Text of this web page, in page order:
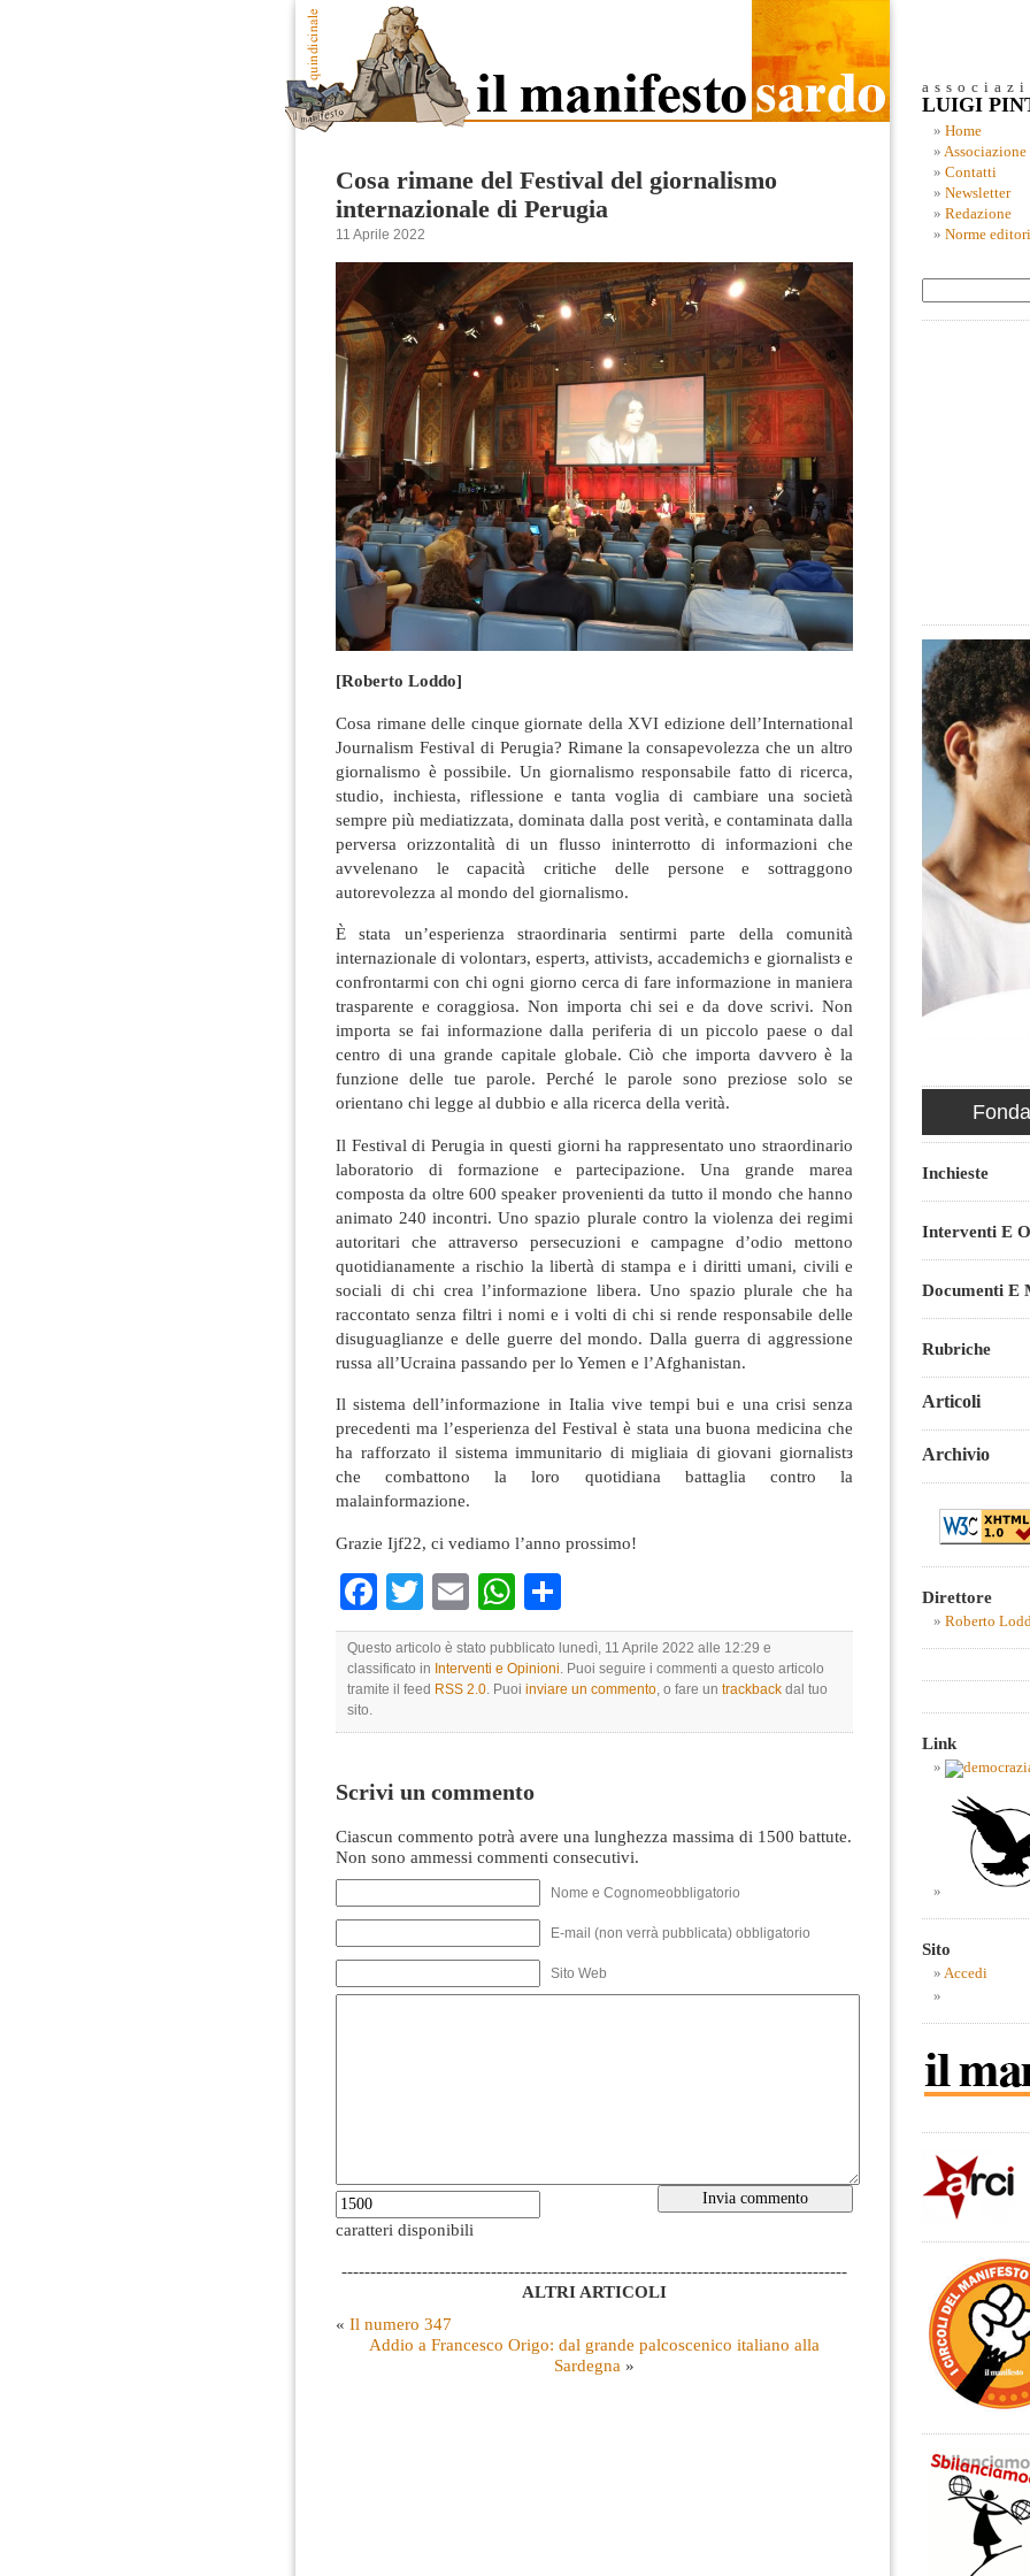
Cosa rimane del Festival del giornalismo
internazionale di Perugia
11 Aprile 2022
[Roberto Loddo]
Cosa rimane delle cinque giornate della XVI edizione dell’International
Journalism Festival di Perugia? Rimane la consapevolezza che un altro
giornalismo è possibile. Un giornalismo responsabile fatto di ricerca,
studio, inchiesta, riflessione e tanta voglia di cambiare una società
sempre più mediatizzata, dominata dalla post verità, e contaminata dalla
perversa orizzontalità di un flusso ininterrotto di informazioni che
avvelenano le capacità critiche delle persone e sottraggono
autorevolezza al mondo del giornalismo.
È stata un’esperienza straordinaria sentirmi parte della comunità
internazionale di volontarз, espertз, attivistз, accademichз e giornalistз e
confrontarmi con chi ogni giorno cerca di fare informazione in maniera
trasparente e coraggiosa. Non importa chi sei e da dove scrivi. Non
importa se fai informazione dalla periferia di un piccolo paese o dal
centro di una grande capitale globale. Ciò che importa davvero è la
funzione delle tue parole. Perché le parole sono preziose solo se
orientano chi legge al dubbio e alla ricerca della verità.
Il Festival di Perugia in questi giorni ha rappresentato uno straordinario
laboratorio di formazione e partecipazione. Una grande marea
composta da oltre 600 speaker provenienti da tutto il mondo che hanno
animato 240 incontri. Uno spazio plurale contro la violenza dei regimi
autoritari che attraverso persecuzioni e campagne d’odio mettono
quotidianamente a rischio la libertà di stampa e i diritti umani, civili e
sociali di chi crea l’informazione libera. Uno spazio plurale che ha
raccontato senza filtri i nomi e i volti di chi si rende responsabile delle
disuguaglianze e delle guerre del mondo. Dalla guerra di aggressione
russa all’Ucraina passando per lo Yemen e l’Afghanistan.
Il sistema dell’informazione in Italia vive tempi bui e una crisi senza
precedenti ma l’esperienza del Festival è stata una buona medicina che
ha rafforzato il sistema immunitario di migliaia di giovani giornalistз
che combattono la loro quotidiana battaglia contro la
malainformazione.
Grazie Ijf22, ci vediamo l’anno prossimo!
Facebook
TwitterEmailWhatsApp
Questo articolo è stato pubblicato lunedì, 11 Aprile 2022 alle 12:29 e
classificato in Interventi e Opinioni . Puoi seguire i commenti a questo articolo
tramite il feed RSS 2.0 . Puoi inviare un commento , o fare un trackback dal tuo
sito.
Scrivi un commento
Ciascun commento potrà avere una lunghezza massima di 1500 battute.
Non sono ammessi commenti consecutivi.
Nome e Cognomeobbligatorio
E-mail (non verrà pubblicata) obbligatorio
Sito Web
caratteri disponibili
----------------------------------------------------------------------------------------
ALTRI ARTICOLI
« Il numero 347
Addio a Francesco Origo: dal grande palcoscenico italiano alla
Sardegna »
LUIGI
Home
Associazione
Contatti
Newsletter
Redazione
Norme
Inchieste
Interventi E
Documenti E
Rubriche
Articoli
Archivio
Direttore
Roberto
Link
Sito
Accedi